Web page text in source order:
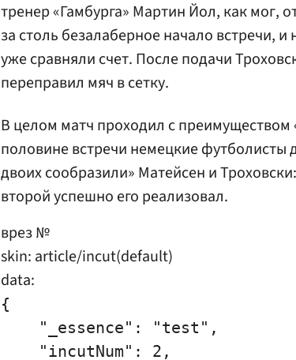
тренер «Гамбурга» Мартин Йол, как мог,
за столь безалаберное начало встречи, и
уже сравняли счет. После подачи
переправил мяч в сетку.
В целом матч проходил с преимуществом
половине встречи немецкие футболисты
двоих сообразили» Матейсен и
второй успешно его реализовал.
врез №
skin: article/incut(default)
data:
{
    "_essence": "test",
    "incutNum": 2,